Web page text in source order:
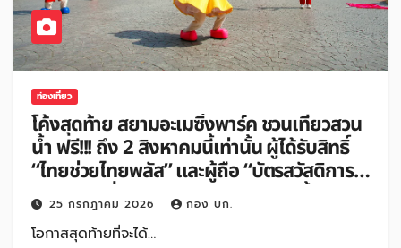
ท่องเที่ยว
โค้งสุดท้าย สยามอะเมซิ่งพาร์ค ชวนเที่ยวสวน
น้ำ ฟรี!!! ถึง 2 สิงหาคมนี้เท่านั้น ผู้ได้รับสิทธิ์
“ไทยช่วยไทยพลัส” และผู้ถือ “บัตรสวัสดิการ
แห่งรัฐ” เพิ่มเพียง 100 บาท สนุกได้ทั้งสวน
น้ำและสวนสนุกไม่อั้นตลอดวัน
25 กรกฎาคม 2026 กอง บก.
โอกาสสุดท้ายที่จะได้…